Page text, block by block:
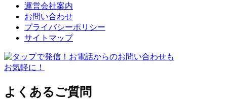
運営会社案内
お問い合わせ
プライバシーポリシー
サイトマップ
よくあるご質問